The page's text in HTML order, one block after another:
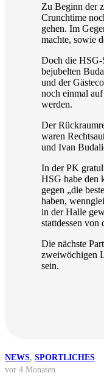
Zu Beginn der
Crunchtime
gehen. Im
machte, sowie
Doch die HSG-
bejubelten
und der
noch einmal
werden.
Der
waren
und Ivan
In der PK
HSG habe den
gegen „die
haben,
in der Halle
stattdessen von
Die nächste
zweiwöchigen
sein.
NEWS
vor 3 Wochen
NEWS
vor 4 Wochen
NEWS
vor 2 Monaten
NEWS
vor 3 Monaten
NEWS, SPORTLICHES
vor 4 Monaten